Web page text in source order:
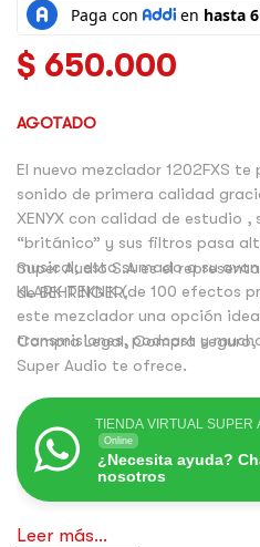
$ 650.000
AGOTADO
El nuevo mezclador 1202FXS
sonido de primera calidad
XENYX con calidad de estudio
“británico” y sus filtros pasa
musical; esto sumado a su
KLARK TEKNIK (de 100 efectos
este mezclador una opción
transmisiones, podcast y
Super Audio S.A es el
de BEHRINGER.
Compra Legal, Compra
Super Audio te ofrece.
TIENDA VIRTUAL SUPER
Online
¿Necesita ayuda?
nosotros
Leer más...